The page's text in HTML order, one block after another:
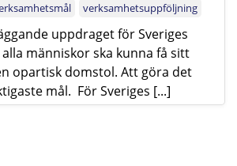
verksamhetsuppföljning
uppdraget för Sveriges
människor ska kunna få sitt
opartisk domstol. Att göra det
mål. För Sveriges [...]